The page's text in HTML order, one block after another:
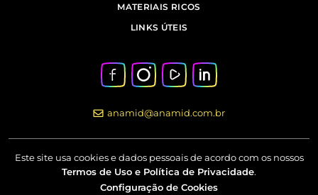
MATERIAIS RICOS
LINKS ÚTEIS
anamid@anamid.com.br
Este site usa cookies e dados pessoais de acordo com os nossos
Termos de Uso e Política de Privacidade.
Configuração de Cookies